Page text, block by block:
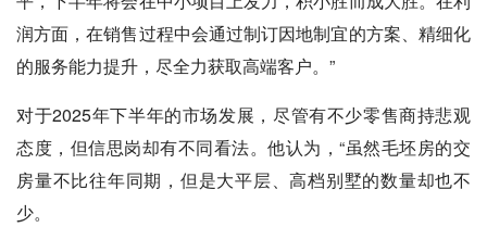
润方面，在销售过程中会通过制订因地制宜的方案、精细化
的服务能力提升，尽全力获取高端客户。”
对于2025年下半年的市场发展，尽管有不少零售商持悲观
态度，但信思岗却有不同看法。他认为，“虽然毛坯房的交
房量不比往年同期，但是大平层、高档别墅的数量却也不
少。